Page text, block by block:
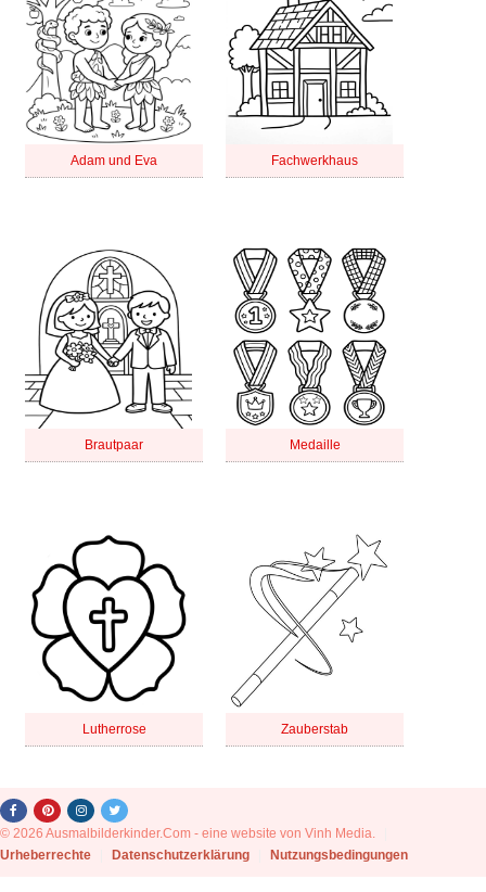
Adam und Eva Fachwerkhaus
Brautpaar Medaille
Lutherrose Zauberstab
© 2026 Ausmalbilderkinder.Com - eine website von Vinh Media.
Urheberrechte
Datenschutzerklärung Nutzungsbedingungen